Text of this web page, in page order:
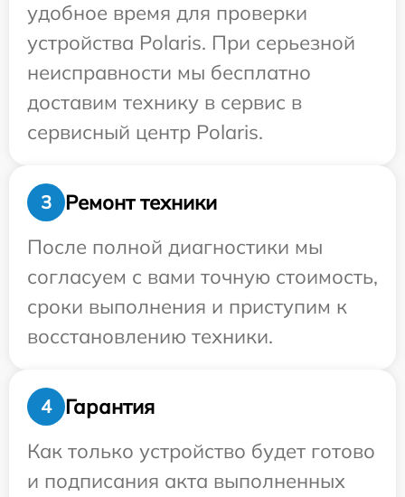
удобное время для проверки
устройства Polaris. При серьезной
неисправности мы бесплатно
доставим технику в сервис в
сервисный центр Polaris.
3
Ремонт техники
После полной диагностики мы
согласуем с вами точную стоимость,
сроки выполнения и приступим к
восстановлению техники.
4
Гарантия
Как только устройство будет готово
и подписания акта выполненных